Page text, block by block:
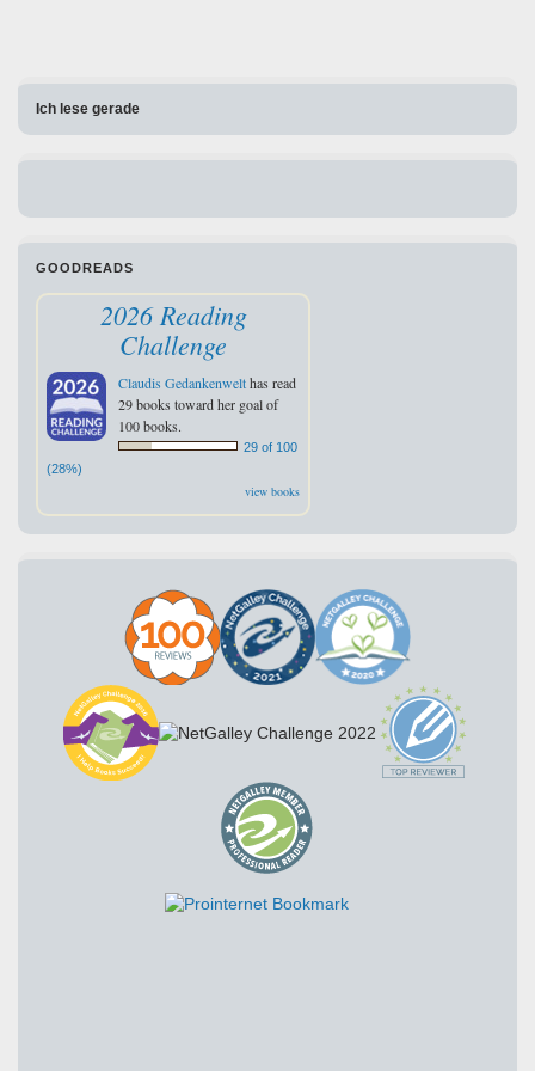
Ich lese gerade
GOODREADS
2026 Reading
Challenge
Claudis Gedankenwelthas read
29 books toward her goal of
100 books.
29 of 100
(28%)
view books